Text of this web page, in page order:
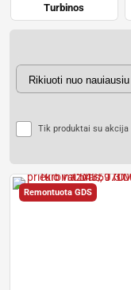
Turbinos
Tik produktai su akcija
Remontuota GDS